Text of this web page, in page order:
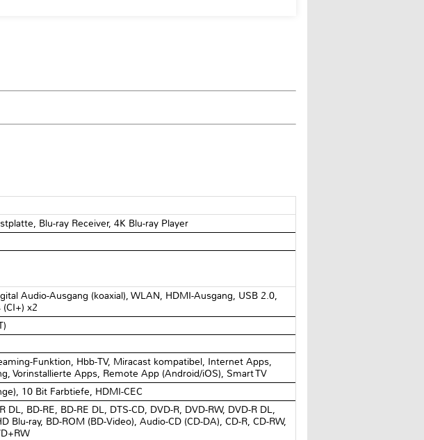
Blu-ray Receiver, 4K Blu-ray Player
Audio-Ausgang (koaxial), WLAN, HDMI-Ausgang, USB 2.0,
x2
Funktion, Hbb-TV, Miracast kompatibel, Internet Apps,
Vorinstallierte Apps, Remote App (Android/iOS), Smart TV
10 Bit Farbtiefe, HDMI-CEC
DL, BD-RE, BD-RE DL, DTS-CD, DVD-R, DVD-RW, DVD-R DL,
Blu-ray, BD-ROM (BD-Video), Audio-CD (CD-DA), CD-R, CD-RW,